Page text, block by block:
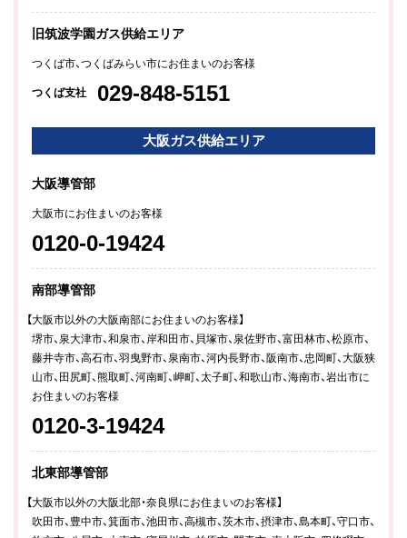
旧筑波学園ガス供給エリア
つくば市、つくばみらい市にお住まいのお客様
つくば支社 029-848-5151
大阪ガス供給エリア
大阪導管部
大阪市にお住まいのお客様
0120-0-19424
南部導管部
【大阪市以外の大阪南部にお住まいのお客様】
堺市、泉大津市、和泉市、岸和田市、貝塚市、泉佐野市、富田林市、松原市、
藤井寺市、高石市、羽曳野市、泉南市、河内長野市、阪南市、忠岡町、大阪狭
山市、田尻町、熊取町、河南町、岬町、太子町、和歌山市、海南市、岩出市に
お住まいのお客様
0120-3-19424
北東部導管部
【大阪市以外の大阪北部・奈良県にお住まいのお客様】
吹田市、豊中市、箕面市、池田市、高槻市、茨木市、摂津市、島本町、守口市、